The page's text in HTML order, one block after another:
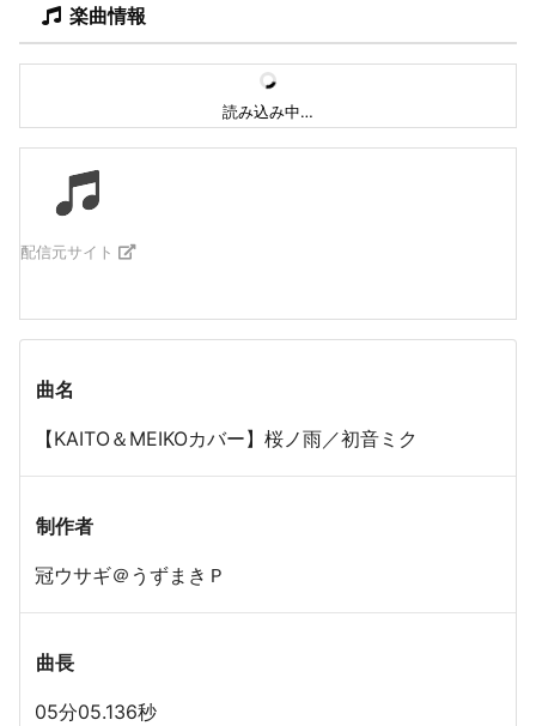
楽曲情報
読み込み中…
配信元サイト
曲名
【KAITO＆MEIKOカバー】桜ノ雨／初音ミク
制作者
冠ウサギ＠うずまきＰ
曲長
05分05.136秒